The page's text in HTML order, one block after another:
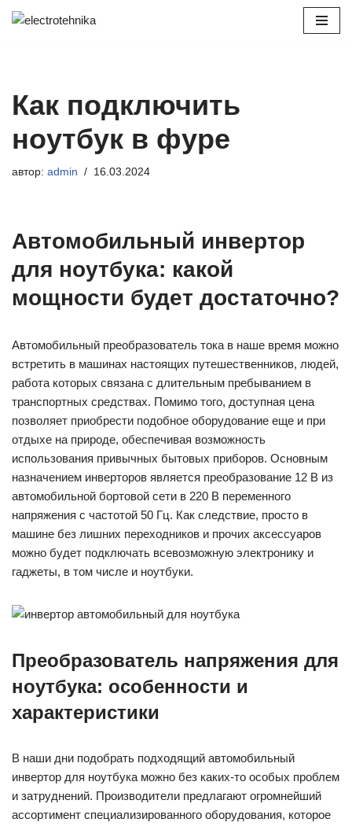
Как подключить
ноутбук в фуре
автор: admin 16.03.2024
Автомобильный инвертор
для ноутбука: какой
мощности будет достаточно?
Автомобильный преобразователь тока в наше время можно
встретить в машинах настоящих путешественников, людей,
работа которых связана с длительным пребыванием в
транспортных средствах. Помимо того, доступная цена
позволяет приобрести подобное оборудование еще и при
отдыхе на природе, обеспечивая возможность
использования привычных бытовых приборов. Основным
назначением инверторов является преобразование 12 В из
автомобильной бортовой сети в 220 В переменного
напряжения с частотой 50 Гц. Как следствие, просто в
машине без лишних переходников и прочих аксессуаров
можно будет подключать всевозможную электронику и
гаджеты, в том числе и ноутбуки.
Преобразователь напряжения для
ноутбука: особенности и
характеристики
В наши дни подобрать подходящий автомобильный
инвертор для ноутбука можно без каких-то особых проблем
и затруднений. Производители предлагают огромнейший
ассортимент специализированного оборудования, которое